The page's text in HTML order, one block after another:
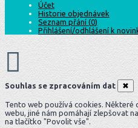
Účet
Historie objednávek
Seznam přání (0)
Přihlášení/odhlášení k
Souhlas se zpracováním dat ✖
Tento web používá cookies.
webu, jiné nám pomáhají zlepšovat
na tlačítko "Povolit vše".